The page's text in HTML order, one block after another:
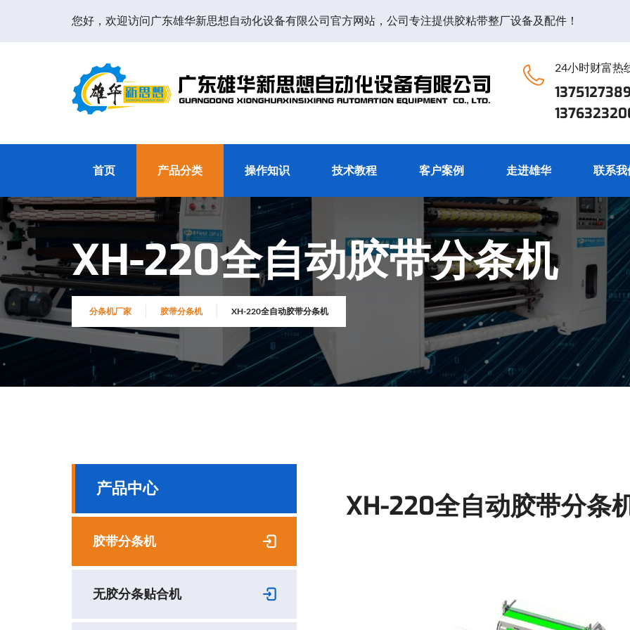
您好，欢迎访问广东雄华新思想自动化设备有限公司官方网站，公司专注提供胶粘带整厂设备及配件！
24小时财富热
首页 产品分类 操作知识 技术教程 客户案例 走进雄华 联系我
XH-220全自动胶带分条机
分条机厂家 胶带分条机 XH-220全自动胶带分条机
产品中心
胶带分条机
无胶分条贴合机
XH-220全自动胶带分条